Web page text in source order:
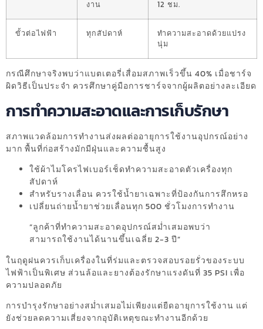
งาน 12 ชม.
ขั้วต่อไฟฟ้า ทุกสัปดาห์
ทำความสะอาดด้วยแปรง
นุ่ม
กรณีศึกษาจริงพบว่าแบตเตอรี่เสื่อมสภาพเร็วขึ้น 40% เมื่อชาร์จ
ผิดวิธีเป็นประจำ ควรศึกษาคู่มือการชาร์จจากผู้ผลิตอย่างละเอียด
การทำความสะอาดและการเก็บรักษา
สภาพแวดล้อมการทำงานส่งผลต่ออายุการใช้งานอุปกรณ์อย่าง
มาก พื้นที่ก่อสร้างมักมีฝุ่นและความชื้นสูง
ใช้ผ้าไมโครไฟเบอร์เช็ดทำความสะอาดตัวเครื่องทุก
สัปดาห์
สำหรับรางเลื่อน ควรใช้น้ำยาเฉพาะที่ป้องกันการสึกหรอ
เปลี่ยนถ่ายน้ำยาช่วยเลื่อนทุก 500 ชั่วโมงการทำงาน
“ลูกค้าที่ทำความสะอาดอุปกรณ์สม่ำเสมอพบว่า
สามารถใช้งานได้นานขึ้นเฉลี่ย 2-3 ปี”
ในฤดูฝนควรเก็บเครื่องในที่ร่มและตรวจสอบรอยรั่วของระบบ
ไฟฟ้าเป็นพิเศษ ส่วนล้อและยางต้องรักษาแรงดันที่ 35 PSI เพื่อ
ความปลอดภัย
การบำรุงรักษาอย่างสม่ำเสมอไม่เพียงแต่ยืดอายุการใช้งาน แต่
ยังช่วยลดความเสี่ยงจากอุบัติเหตุขณะทำงานอีกด้วย